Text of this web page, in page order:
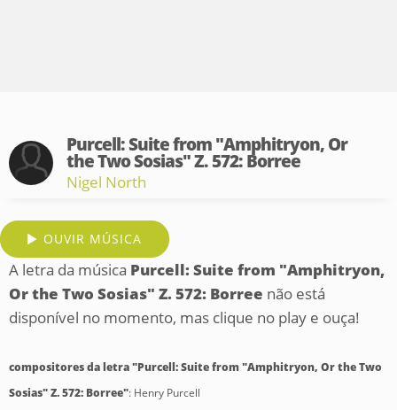
Purcell: Suite from "Amphitryon, Or
the Two Sosias" Z. 572: Borree
Nigel North
OUVIR MÚSICA
A letra da música Purcell: Suite from "Amphitryon,
Or the Two Sosias" Z. 572: Borree não está
disponível no momento, mas clique no play e ouça!
compositores da letra "Purcell: Suite from "Amphitryon, Or the Two
Sosias" Z. 572: Borree": Henry Purcell